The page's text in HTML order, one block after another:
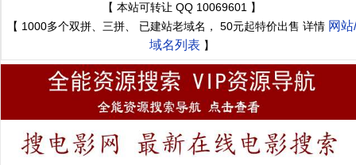
【 本站可转让 QQ 10069601 】
【 1000多个双拼、三拼、 已建站老域名， 50元起特价出售 详情 网站/
域名列表 】